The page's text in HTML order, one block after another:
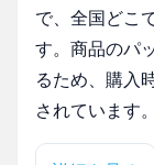
で、全国どこ
す。商品のパ
るため、購入
されています。